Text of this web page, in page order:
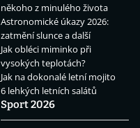
někoho z minulého života
Astronomické úkazy 2026:
zatmění slunce a další
Jak obléci miminko při
vysokých teplotách?
Jak na dokonalé letní mojito
6 lehkých letních salátů
Sport 2026